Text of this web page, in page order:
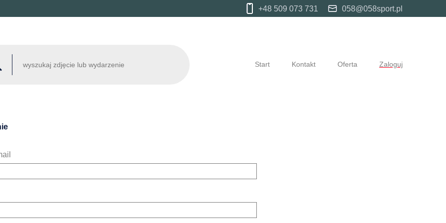
+48 509 073 731 058@058sport.pl
Start Kontakt Oferta Zaloguj